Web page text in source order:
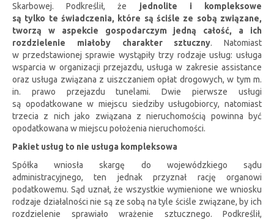
Skarbowej. Podkreślił, że jednolite i kompleksowe
są tylko te świadczenia, które są ściśle ze sobą związane,
tworzą w aspekcie gospodarczym jedną całość, a ich
rozdzielenie miałoby charakter sztuczny. Natomiast
w przedstawionej sprawie wystąpiły trzy rodzaje usług: usługa
wsparcia w organizacji przejazdu, usługa w zakresie assistance
oraz usługa związana z uiszczaniem opłat drogowych, w tym m.
in. prawo przejazdu tunelami. Dwie pierwsze usługi
są opodatkowane w miejscu siedziby usługobiorcy, natomiast
trzecia z nich jako związana z nieruchomością powinna być
opodatkowana w miejscu położenia nieruchomości.
Pakiet usług to nie usługa kompleksowa
Spółka wniosła skargę do wojewódzkiego sądu
administracyjnego, ten jednak przyznał rację organowi
podatkowemu. Sąd uznał, że wszystkie wymienione we wniosku
rodzaje działalności nie są ze sobą na tyle ściśle związane, by ich
rozdzielenie sprawiało wrażenie sztucznego. Podkreślił,